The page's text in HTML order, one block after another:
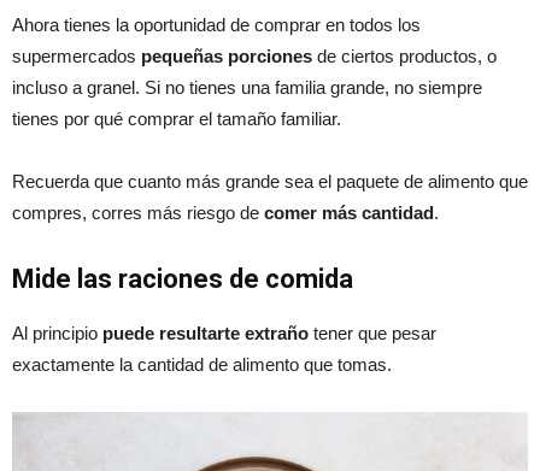
Ahora tienes la oportunidad de comprar en todos los
supermercados pequeñas porciones de ciertos productos, o
incluso a granel. Si no tienes una familia grande, no siempre
tienes por qué comprar el tamaño familiar.
Recuerda que cuanto más grande sea el paquete de alimento que
compres, corres más riesgo de comer más cantidad.
Mide las raciones de comida
Al principio puede resultarte extraño tener que pesar
exactamente la cantidad de alimento que tomas.